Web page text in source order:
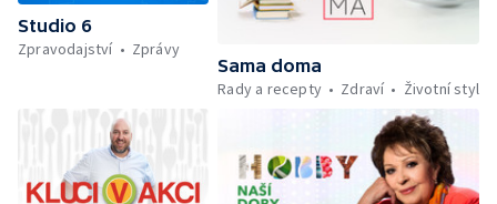
Počasí + Zprávy — Mezinárodní folklórní
maso, vejce, mléčné výrobky a luštěniny —
Kniha veselých říkanek Hrátky se zvířátky —
Umělecký festival Pohoda 2026 —
Vyhodnocení ankety + ČT tipy —
Vyhodnocení divácké soutěže — Práce
záchranářů v létě
Studio 6
Zpravodajství
Zprávy
Sama doma
Rady a recepty
Zdraví Životní styl